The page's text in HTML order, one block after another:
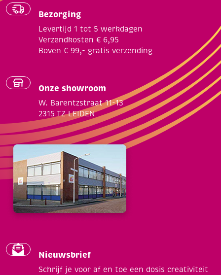
Bezorging
Levertijd 1 tot 5 werkdagen
Verzendkosten € 6,95
Boven € 99,- gratis verzending
Onze showroom
W. Barentzstraat 11-13
2315 TZ LEIDEN
Nieuwsbrief
Schrijf je voor af en toe een dosis creativiteit